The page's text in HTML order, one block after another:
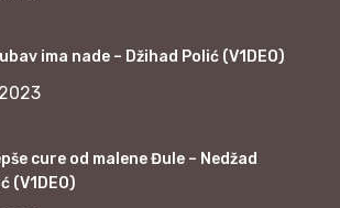
ima nade – Džihad Polić (V1DEO)
cure od malene Đule – Nedžad
(V1DEO)